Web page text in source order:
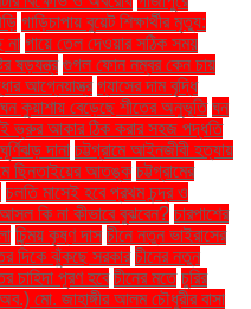
গাড়িচাপায় বুয়েট শিক্ষার্থীর মৃত্যু:
না গায়ে তেল দেওয়ার সঠিক সময়
ষড়যন্ত্র গুগল ফোন নম্বর কেন চায়
আগ্নেয়াস্ত্র গ্যাসের দাম বৃদ্ধি
ঘন কুয়াশায় বেড়েছে শীতের অনুভূতি ঘন
ভ্রুর আকার ঠিক করার সহজ পদ্ধতি
ঘূর্ণিঝড় দানা চট্টগ্রামে আইনজীবী হত্যায়
ছিনতাইয়ের আতঙ্ক চট্টগ্রামের
চলতি মাসেই হবে প্রথম চন্দ্র ও
আসল কি না কীভাবে বুঝবেন? চারপাশের
চিন্ময় কৃষ্ণ দাস চীনে নতুন ভাইরাসের
দিকে ঝুঁকছে সরকার চীনের নতুন
চাহিদা পূরণ হবে চীনের মতে চুরির
মো. জাহাঙ্গীর আলম চৌধুরীর বাসা